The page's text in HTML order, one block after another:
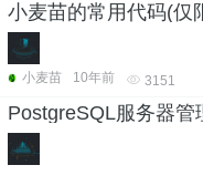
小麦苗的常用代码(仅
小麦苗 10年前 3151
PostgreSQL服务器管